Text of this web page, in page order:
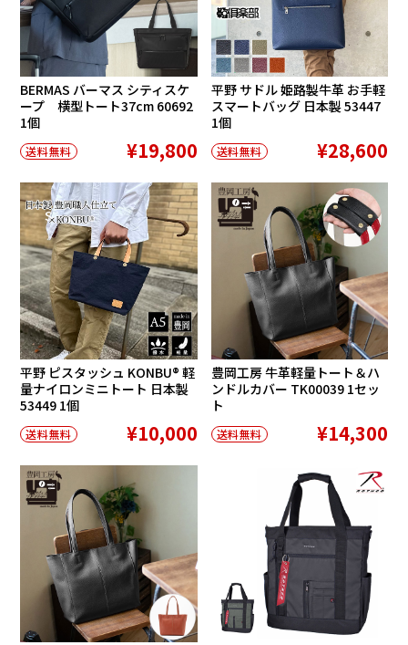
BERMAS バーマス シティスケ
ープ 横型トート37cm 60692
1個
送料無料 ¥19,800
平野 サドル 姫路製牛革 お手軽
スマートバッグ 日本製 53447
1個
送料無料 ¥28,600
SALE
平野 ピスタッシュ KONBU® 軽
量ナイロンミニトート 日本製
53449 1個
送料無料 ¥10,000
豊岡工房 牛革軽量トート＆ハ
ンドルカバー TK00039 1セッ
ト
送料無料 ¥14,300